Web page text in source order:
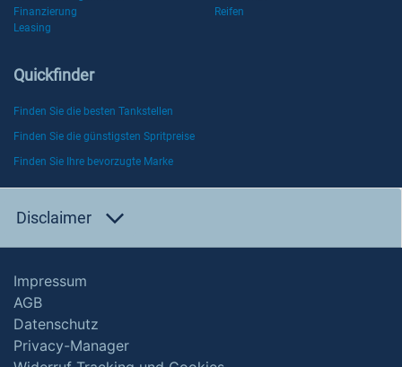
Finanzierung
Reifen
Leasing
Quickfinder
Finden Sie die besten Tankstellen
Finden Sie die günstigsten Spritpreise
Finden Sie Ihre bevorzugte Marke
Disclaimer
Impressum
AGB
Datenschutz
Privacy-Manager